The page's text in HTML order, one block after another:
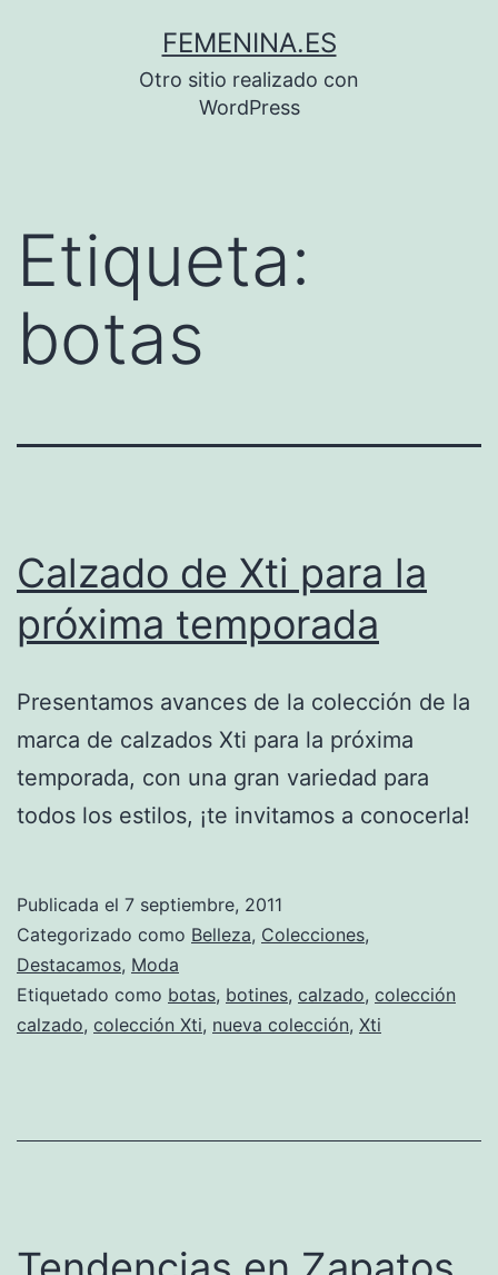
FEMENINA.ES
Otro sitio realizado con
WordPress
Etiqueta:
botas
Calzado de Xti para la
próxima temporada
Presentamos avances de la colección de la
marca de calzados Xti para la próxima
temporada, con una gran variedad para
todos los estilos, ¡te invitamos a conocerla!
Publicada el 7 septiembre, 2011
Categorizado como Belleza, Colecciones,
Destacamos, Moda
Etiquetado como botas, botines, calzado, colección
calzado, colección Xti, nueva colección, Xti